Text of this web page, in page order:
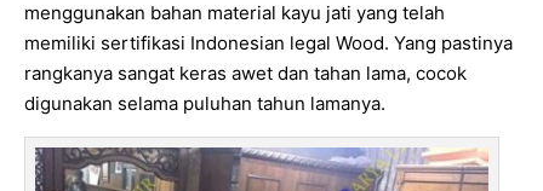
menggunakan bahan material kayu jati yang telah
memiliki sertifikasi Indonesian legal Wood. Yang pastinya
rangkanya sangat keras awet dan tahan lama, cocok
digunakan selama puluhan tahun lamanya.